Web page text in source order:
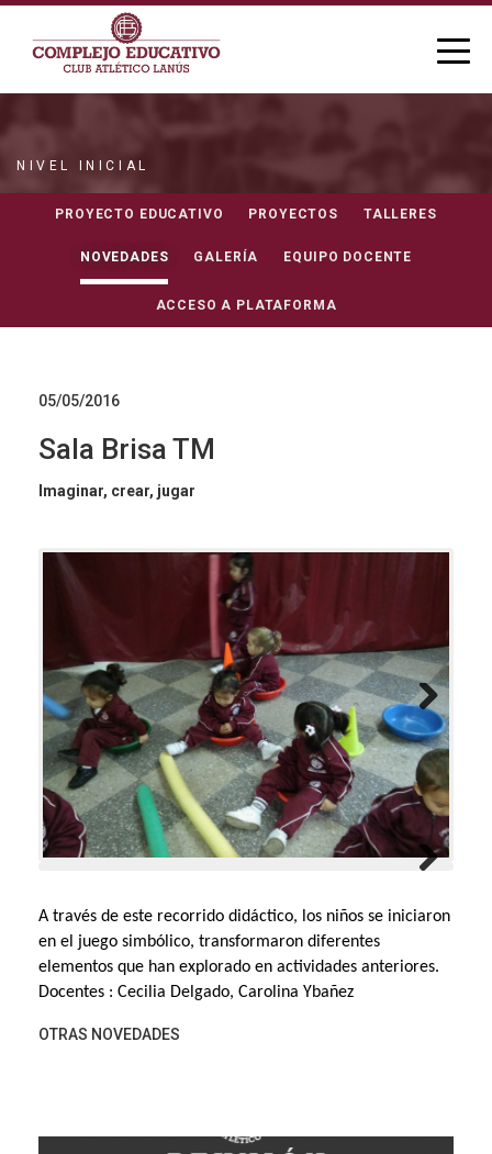
NIVEL INICIAL
NOVEDADES
PROYECTO EDUCATIVO PROYECTOS TALLERES
NOVEDADES GALERÍA EQUIPO DOCENTE
ACCESO A PLATAFORMA
05/05/2016
Sala Brisa TM
Imaginar, crear, jugar
A través de este recorrido didáctico, los niños se iniciaron
en el juego simbólico, transformaron diferentes
elementos que han explorado en actividades anteriores.
Docentes : Cecilia Delgado, Carolina Ybañez
OTRAS NOVEDADES